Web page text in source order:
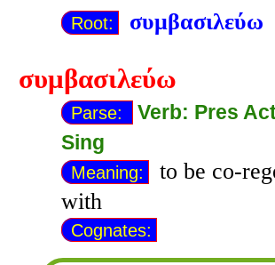
Root: συμβασιλεύω
συμβασιλεύω
Parse:
Verb: Pres
Sing
Meaning:
to be co-
with
Cognates: